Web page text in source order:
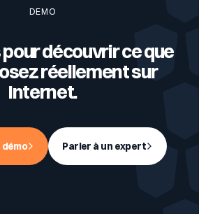
DEMO
découvrir ce que
réellement sur
Internet.
Parler à un expert